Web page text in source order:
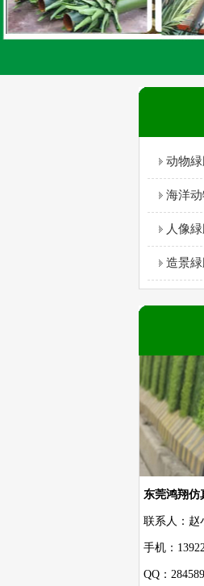
动物
海洋
人像
造景
东莞鸿翔仿
联系人：赵
手机：
QQ：